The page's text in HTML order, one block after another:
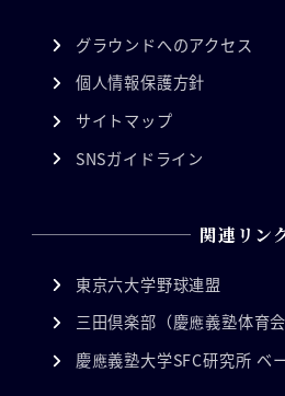
グラウンドへのアクセス
個人情報保護方針
サイトマップ
SNSガイドライン
関連リン
東京六大学野球連盟
三田倶楽部（慶應義塾体育
慶應義塾大学SFC研究所 ベ